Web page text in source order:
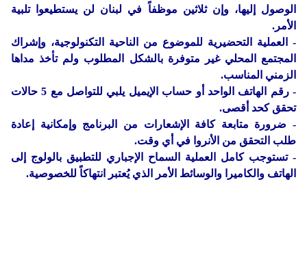
الوصول إليها، وإن ثلاثين موظفاً في لبنان لن يستطيعوا تلبية
الأمر.
- العملية التحضيرية للموضوع من الناحية التكنولوجية، وإشراك
المجتمع المحلي غير متوفرة بالشكل المطلوب ولم تأخذ مداها
الزمني المناسب.
- رقم الهاتف الواحد أو حساب الإيميل يلبي للتواصل مع 5 حالات
تحقق كحد أقصى.
- ضرورة متابعة كافة الإشعارات من البرنامج وإمكانية إعادة
طلب التحقق من الأنروا في أي وقت.
- تستوجب كامل العملية السماح الإجباري للتطبيق بالولوج إلى
الهاتف والكاميرا والوسائط الأمر الذي يُعتبر انتهاكاً للخصوصية.